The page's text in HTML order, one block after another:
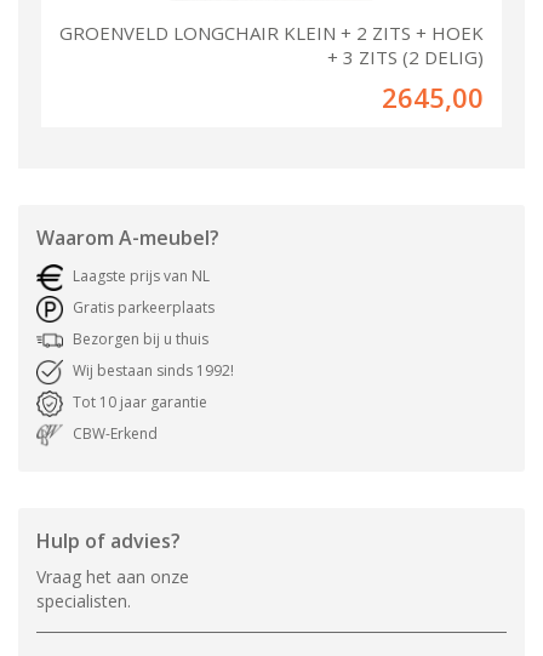
GROENVELD LONGCHAIR KLEIN + 2 ZITS + HOEK
+ 3 ZITS (2 DELIG)
2645,00
Waarom A-meubel?
Laagste prijs van NL
Gratis parkeerplaats
Bezorgen bij u thuis
Wij bestaan sinds 1992!
Tot 10 jaar garantie
CBW-Erkend
Hulp of advies?
Vraag het aan onze
specialisten.